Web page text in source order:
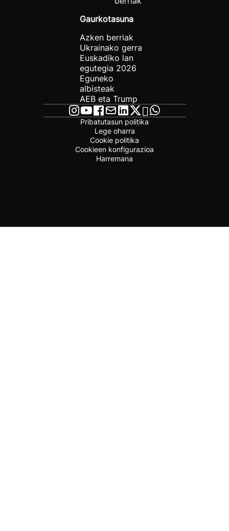
Gaurkotasuna
Azken berriak
Ukrainako gerra
Euskadiko lan
egutegia 2026
Eguneko
albisteak
AEB eta Trump
Pribatutasun politika
Lege oharra
Cookie politika
Cookieen konfigurazioa
Harremana